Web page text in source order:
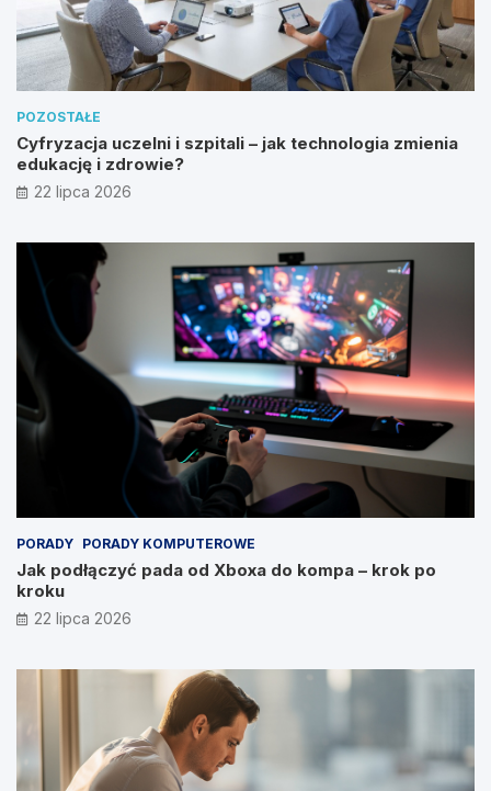
POZOSTAŁE
Cyfryzacja uczelni i szpitali – jak technologia zmienia
edukację i zdrowie?
22 lipca 2026
PORADY PORADY KOMPUTEROWE
Jak podłączyć pada od Xboxa do kompa – krok po
kroku
22 lipca 2026